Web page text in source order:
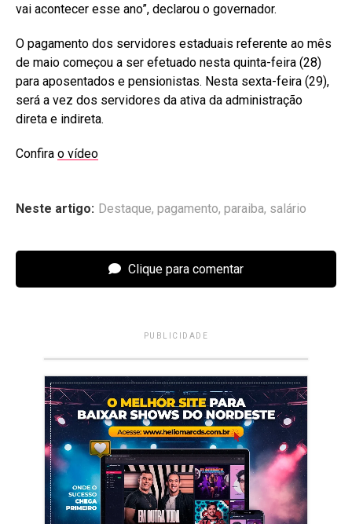
vai acontecer esse ano”, declarou o governador.
O pagamento dos servidores estaduais referente ao mês
de maio começou a ser efetuado nesta quinta-feira (28)
para aposentados e pensionistas. Nesta sexta-feira (29),
será a vez dos servidores da ativa da administração
direta e indireta.
Confira o vídeo
Neste artigo: Destaque, pagamento, paraiba, salário
Clique para comentar
PUBLICIDADE